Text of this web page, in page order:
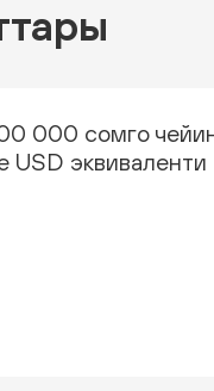
000 сомго
USD эквиваленти